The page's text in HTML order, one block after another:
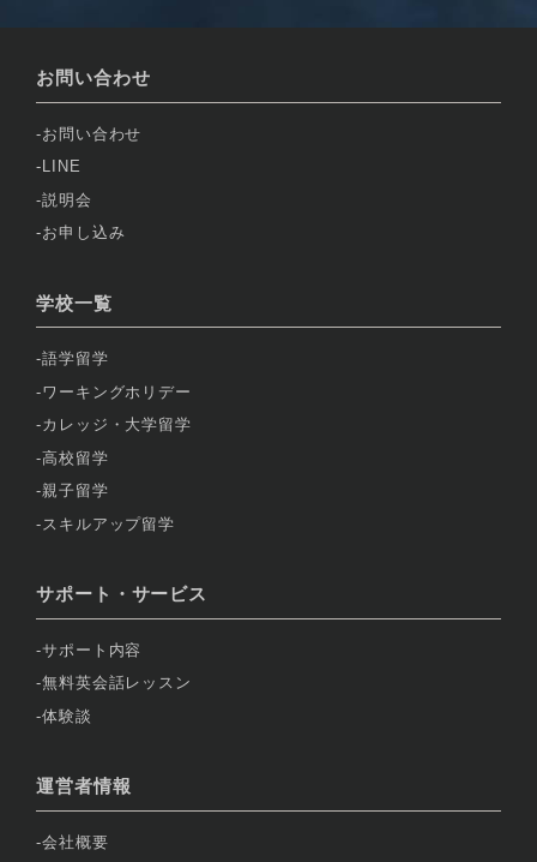
お問い合わせ
お問い合わせ
LINE
説明会
お申し込み
学校一覧
語学留学
ワーキングホリデー
カレッジ・大学留学
高校留学
親子留学
スキルアップ留学
サポート・サービス
サポート内容
無料英会話レッスン
体験談
運営者情報
会社概要